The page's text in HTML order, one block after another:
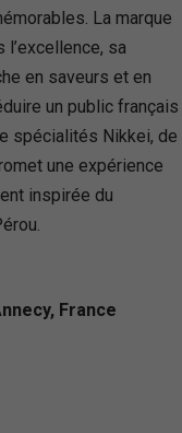
La marque
sa
en saveurs et en
un public français
spécialités Nikkei, de
une expérience
inspirée du
France